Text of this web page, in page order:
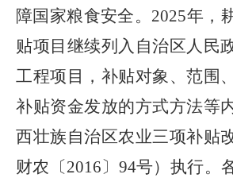
障国家粮食安全。 2025年，
贴项目继续列入自治区人民
工程项目，补贴对象、范围
补贴资金发放的方式方法等
西壮族自治区农业三项补贴
财农〔 2016 〕 94号）执行。